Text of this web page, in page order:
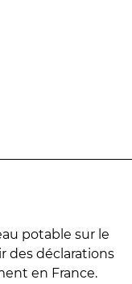
potable sur le
des déclarations
en France.